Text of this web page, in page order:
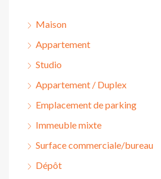
Maison
Appartement
Studio
Appartement / Duplex
Emplacement de parking
Immeuble mixte
Surface commerciale/bureau
Dépôt